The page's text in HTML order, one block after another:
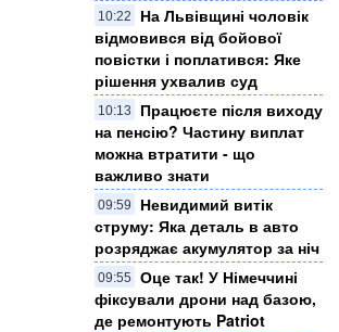
10:22
На Львівщині чоловік
відмовився від бойової
повістки і поплатився: Яке
рішення ухвалив суд
10:13
Працюєте після виходу
на пенсію? Частину виплат
можна втратити - що
важливо знати
09:59
Невидимий витік
струму: Яка деталь в авто
розряджає акумулятор за ніч
09:55
Оце так! У Німеччині
фіксували дрони над базою,
де ремонтують Patriot